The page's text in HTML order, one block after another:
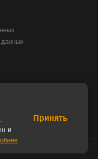
данных
и
Принять